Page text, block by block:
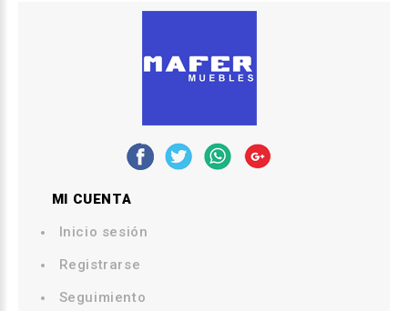
MI CUENTA
Inicio sesión
Registrarse
Seguimiento